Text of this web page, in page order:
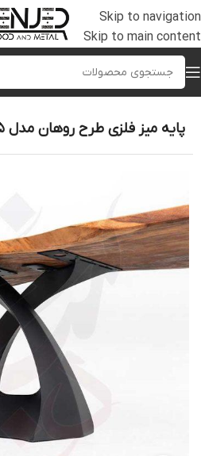
Skip to navigation
Skip to main content
خانه/
پایه میز فلزی طرح روهان مدل le-1085